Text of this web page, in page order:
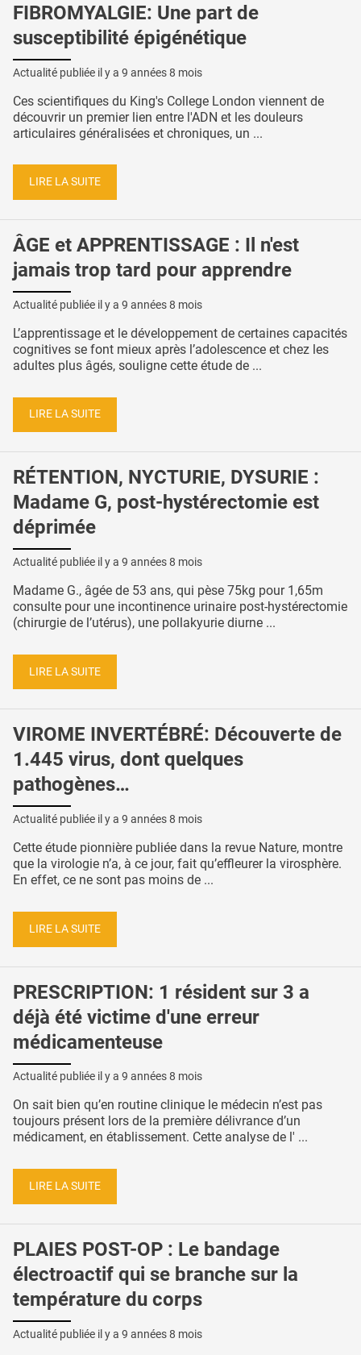
FIBROMYALGIE: Une part de
susceptibilité épigénétique
Actualité publiée il y a 9 années 8 mois
Ces scientifiques du King's College London viennent de
découvrir un premier lien entre l'ADN et les douleurs
articulaires généralisées et chroniques, un ...
LIRE LA SUITE
ÂGE et APPRENTISSAGE : Il n'est
jamais trop tard pour apprendre
Actualité publiée il y a 9 années 8 mois
L’apprentissage et le développement de certaines capacités
cognitives se font mieux après l’adolescence et chez les
adultes plus âgés, souligne cette étude de ...
LIRE LA SUITE
RÉTENTION, NYCTURIE, DYSURIE :
Madame G, post-hystérectomie est
déprimée
Actualité publiée il y a 9 années 8 mois
Madame G., âgée de 53 ans, qui pèse 75kg pour 1,65m
consulte pour une incontinence urinaire post-hystérectomie
(chirurgie de l’utérus), une pollakyurie diurne ...
LIRE LA SUITE
VIROME INVERTÉBRÉ: Découverte de
1.445 virus, dont quelques
pathogènes…
Actualité publiée il y a 9 années 8 mois
Cette étude pionnière publiée dans la revue Nature, montre
que la virologie n’a, à ce jour, fait qu’effleurer la virosphère.
En effet, ce ne sont pas moins de ...
LIRE LA SUITE
PRESCRIPTION: 1 résident sur 3 a
déjà été victime d'une erreur
médicamenteuse
Actualité publiée il y a 9 années 8 mois
On sait bien qu’en routine clinique le médecin n’est pas
toujours présent lors de la première délivrance d’un
médicament, en établissement. Cette analyse de l' ...
LIRE LA SUITE
PLAIES POST-OP : Le bandage
électroactif qui se branche sur la
température du corps
Actualité publiée il y a 9 années 8 mois